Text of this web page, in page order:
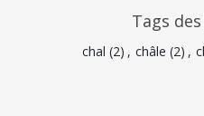
Tags
chal (2) , châle (2) ,